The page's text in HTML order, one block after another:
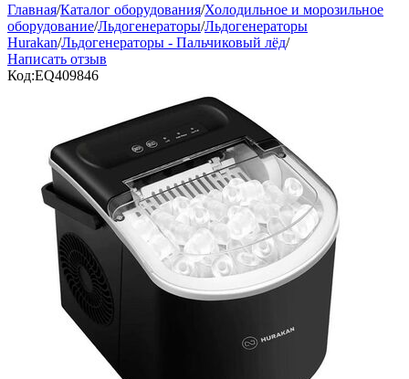
Главная/Каталог оборудования/Холодильное и морозильное
оборудование/Льдогенераторы/Льдогенераторы
Hurakan/Льдогенераторы - Пальчиковый лёд/
Написать отзыв
Код:EQ409846